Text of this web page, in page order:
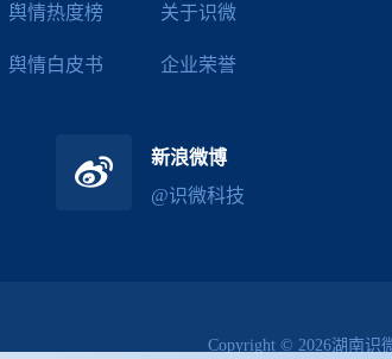
舆情热度榜
舆情白皮书
关于识微
企业荣誉
新浪微博
@识微科技
Copyright © 2026湖南识